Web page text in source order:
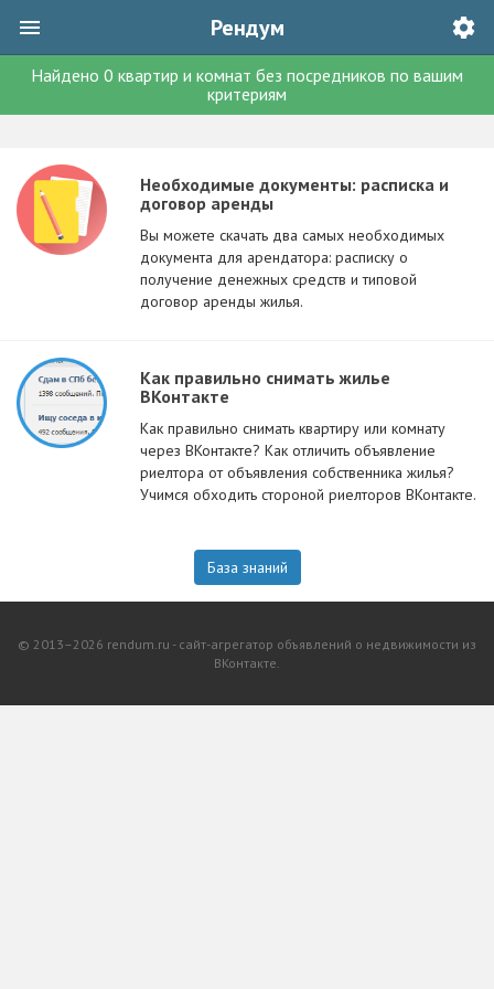
Рендум
Найдено 0 квартир и комнат без посредников по вашим
критериям
Необходимые документы: расписка и
договор аренды
Вы можете скачать два самых необходимых
документа для арендатора: расписку о
получение денежных средств и типовой
договор аренды жилья.
Как правильно снимать жилье
ВКонтакте
Как правильно снимать квартиру или комнату
через ВКонтакте? Как отличить объявление
риелтора от объявления собственника жилья?
Учимся обходить стороной риелторов ВКонтакте.
База знаний
© 2013–2026 rendum.ru - сайт-агрегатор объявлений о недвижимости из
ВКонтакте.